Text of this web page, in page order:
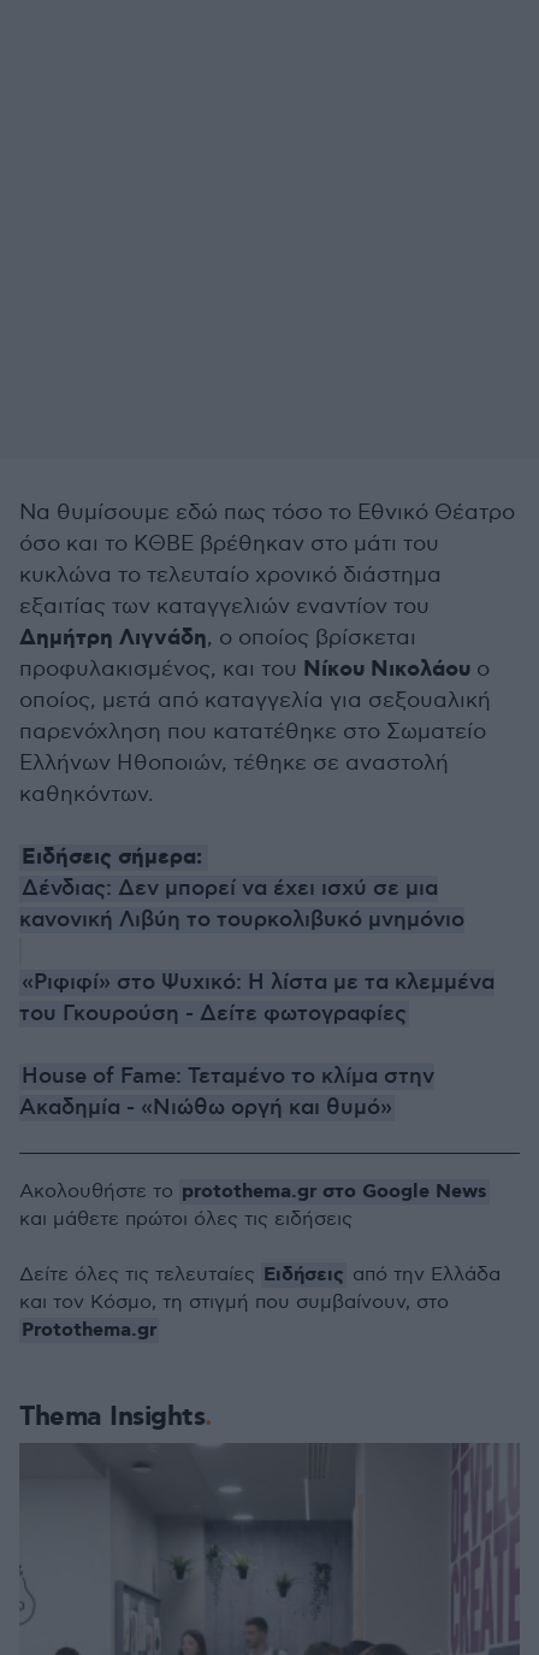
Να θυμίσουμε εδώ πως τόσο το Εθνικό Θέατρο
όσο και το ΚΘΒΕ βρέθηκαν στο μάτι του
κυκλώνα το τελευταίο χρονικό διάστημα
εξαιτίας των καταγγελιών εναντίον του
Δημήτρη Λιγνάδη, ο οποίος βρίσκεται
προφυλακισμένος, και του Νίκου Νικολάου ο
οποίος, μετά από καταγγελία για σεξουαλική
παρενόχληση που κατατέθηκε στο Σωματείο
Ελλήνων Ηθοποιών, τέθηκε σε αναστολή
καθηκόντων.
Ειδήσεις σήμερα:
Δένδιας: Δεν μπορεί να έχει ισχύ σε μια
κανονική Λιβύη το τουρκολιβυκό μνημόνιο
«Ριφιφί» στο Ψυχικό: Η λίστα με τα κλεμμένα
του Γκουρούση - Δείτε φωτογραφίες
House of Fame: Τεταμένο το κλίμα στην
Ακαδημία - «Νιώθω οργή και θυμό»
Thema Insights
Ακολουθήστε το protothema.gr στο Google News
και μάθετε πρώτοι όλες τις ειδήσεις
Δείτε όλες τις τελευταίες Ειδήσεις από την Ελλάδα
και τον Κόσμο, τη στιγμή που συμβαίνουν, στο
Protothema.gr